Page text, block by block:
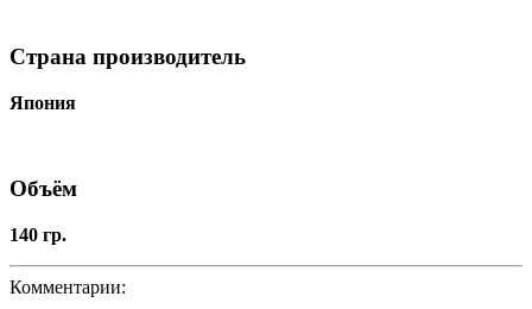
Страна производитель
Япония
Объём
140 гр.
Комментарии: